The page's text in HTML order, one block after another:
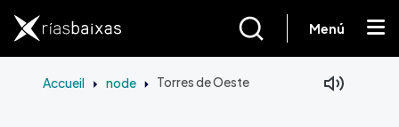
Menú
Accueil node Torres de Oeste